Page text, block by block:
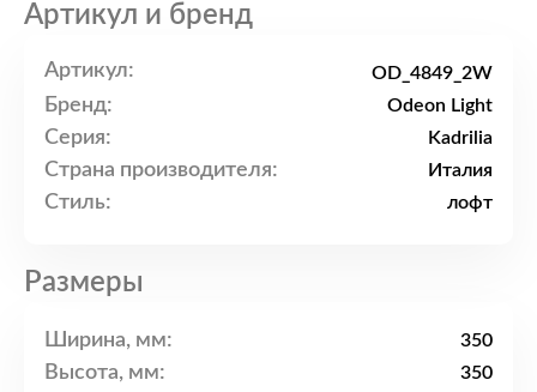
Артикул и бренд
Артикул: OD_4849_2W
Бренд: Odeon Light
Серия: Kadrilia
Страна производителя: Италия
Стиль: лофт
Размеры
Ширина, мм: 350
Высота, мм: 350